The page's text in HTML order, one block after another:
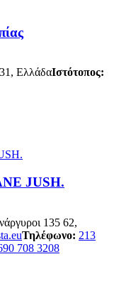
ΕλλάδαΙστότοπος:
JUSH.
135 62,
Τηλέφωνο: 213
708 3208